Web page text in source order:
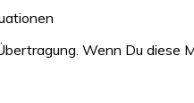
Wenn Du